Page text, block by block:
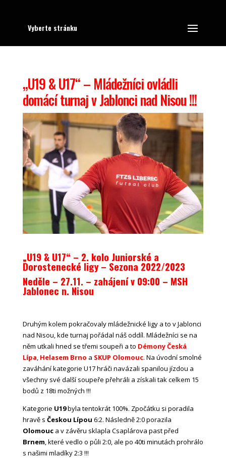
Vyberte stránku
„U19 & U17“ – Mládežníci ovládli
domácí turnaj v Jablonci nad Nisou !!!
„U19 & U17“ – 2. kolo Juniorské a
Dorostenecké ligy – Sezona 2022/2023
Neděle – 27.11. – zahájení v 09:00 – MSH
Jablonec n. Nisou
Druhým kolem pokračovaly mládežnické ligy a to v Jablonci
nad Nisou, kde turnaj pořádal náš oddíl. Mládežníci se na
něm utkali hned se třemi soupeři a to Démony Česká
Lípa, Helasem Brno a SKUP Olomouc. Na úvodní smolné
zaváhání kategorie U17 hráči navázali spanilou jízdou a
všechny své další soupeře přehráli a získali tak celkem 15
bodů z 18ti možných !!!
Kategorie U19byla tentokrát 100%. Zpočátku si poradila
hravě s Českou Lípou 6:2. Následně 2:0 porazila
Olomouca v závěru sklapla Csaplárova past před
Brnem, které vedlo o půli 2:0, ale po 40ti minutách prohrálo
s našimi mladíky 2:3 !!!